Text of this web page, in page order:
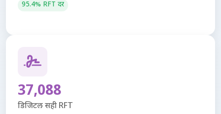
95.4% RFT दर
37,088
डिजिटल सही RFT